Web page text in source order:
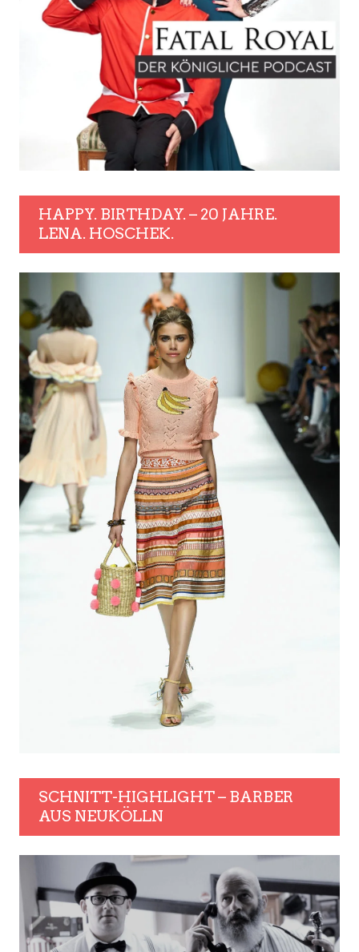
HAPPY. BIRTHDAY. – 20 JAHRE.
LENA. HOSCHEK.
SCHNITT-HIGHLIGHT – BARBER
AUS NEUKÖLLN